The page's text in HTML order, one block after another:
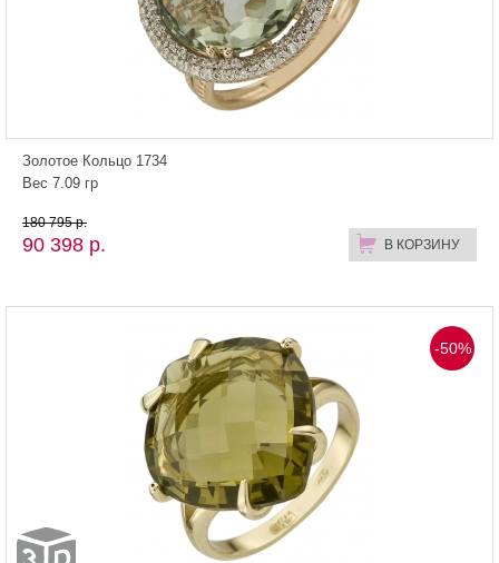
Золотое Кольцо 1734
Вес 7.09 гр
90 398 р. В КОРЗИНУ
180 795 р.
-50%